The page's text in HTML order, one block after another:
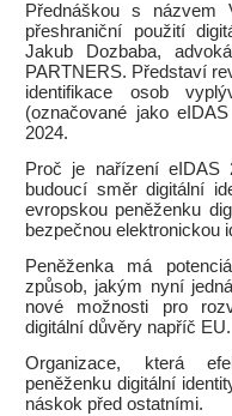
Přednáškou s
přeshraniční použití
Jakub Dozbaba,
PARTNERS. Představí
identifikace osob
(označované jako
2024.
Proč je nařízení eIDAS
budoucí směr digitální
evropskou peněženku
bezpečnou elektronickou
Peněženka má
způsob, jakým nyní
nové možnosti pro
digitální důvěry napříč EU.
Organizace, která
peněženku digitální
náskok před ostatními.